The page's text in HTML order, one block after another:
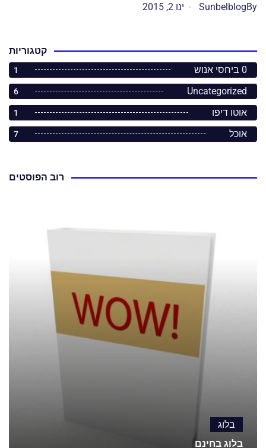
By
Sunbelblog ינו 2, 2015
קטגוריות
0 ביחסי אנוש
1
Uncategorized
6
אוטו דיפו 1
אוכל 7
רוב הפוסטים
בלוג
בלוג בחינם